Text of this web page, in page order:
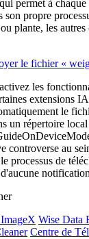
permet à chaque
son propre
plante, les
le fichier «
les
extensions
le
un répertoire
controverse au
processus de
Wise Data
Centre de